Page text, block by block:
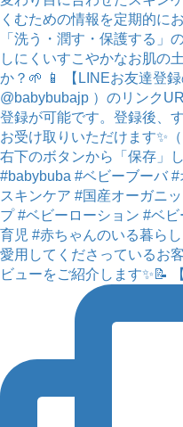
愛用してくださっているお
ビューをご紹介します✨📝